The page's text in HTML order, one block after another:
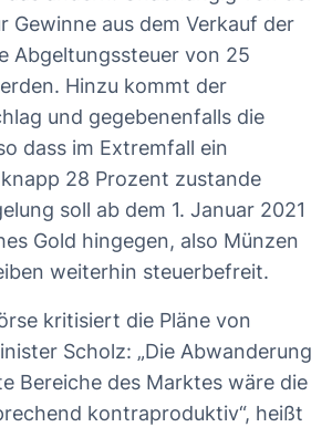
Gewinne aus dem Verkauf der
Abgeltungssteuer von 25
Hinzu kommt der
und gegebenenfalls die
dass im Extremfall ein
28 Prozent zustande
soll ab dem 1. Januar 2021
Gold hingegen, also Münzen
weiterhin steuerbefreit.
kritisiert die Pläne von
Scholz: „Die Abwanderung
Bereiche des Marktes wäre die
kontraproduktiv“, heißt